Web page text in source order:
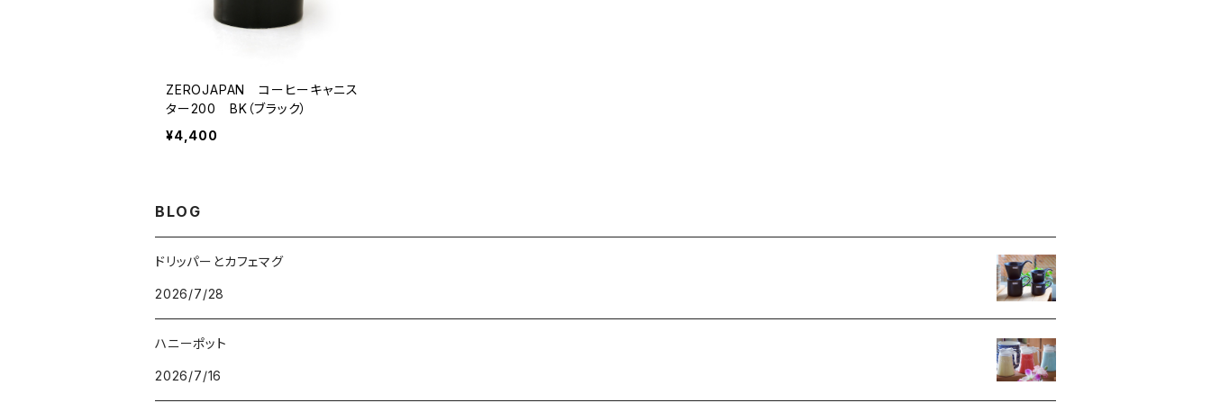
ZEROJAPAN コーヒーキャニス
ター200 BK（ブラック）
¥4,400
BLOG
ドリッパーとカフェマグ
2026/7/28
ハニーポット
2026/7/16